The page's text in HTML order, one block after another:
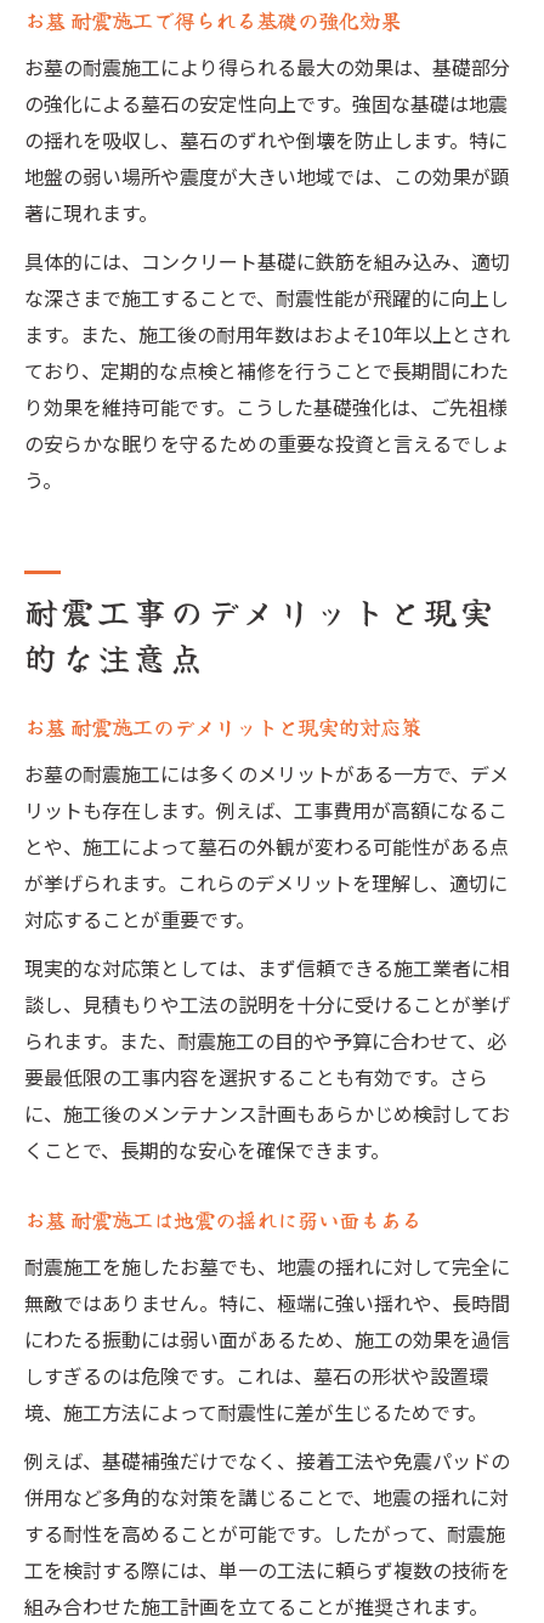
お墓 耐震施工で得られる基礎の強化効果
お墓の耐震施工により得られる最大の効果は、基礎部分
の強化による墓石の安定性向上です。強固な基礎は地震
の揺れを吸収し、墓石のずれや倒壊を防止します。特に
地盤の弱い場所や震度が大きい地域では、この効果が顕
著に現れます。
具体的には、コンクリート基礎に鉄筋を組み込み、適切
な深さまで施工することで、耐震性能が飛躍的に向上し
ます。また、施工後の耐用年数はおよそ10年以上とされ
ており、定期的な点検と補修を行うことで長期間にわた
り効果を維持可能です。こうした基礎強化は、ご先祖様
の安らかな眠りを守るための重要な投資と言えるでしょ
う。
耐震工事のデメリットと現実
的な注意点
お墓 耐震施工のデメリットと現実的対応策
お墓の耐震施工には多くのメリットがある一方で、デメ
リットも存在します。例えば、工事費用が高額になるこ
とや、施工によって墓石の外観が変わる可能性がある点
が挙げられます。これらのデメリットを理解し、適切に
対応することが重要です。
現実的な対応策としては、まず信頼できる施工業者に相
談し、見積もりや工法の説明を十分に受けることが挙げ
られます。また、耐震施工の目的や予算に合わせて、必
要最低限の工事内容を選択することも有効です。さら
に、施工後のメンテナンス計画もあらかじめ検討してお
くことで、長期的な安心を確保できます。
お墓 耐震施工は地震の揺れに弱い面もある
耐震施工を施したお墓でも、地震の揺れに対して完全に
無敵ではありません。特に、極端に強い揺れや、長時間
にわたる振動には弱い面があるため、施工の効果を過信
しすぎるのは危険です。これは、墓石の形状や設置環
境、施工方法によって耐震性に差が生じるためです。
例えば、基礎補強だけでなく、接着工法や免震パッドの
併用など多角的な対策を講じることで、地震の揺れに対
する耐性を高めることが可能です。したがって、耐震施
工を検討する際には、単一の工法に頼らず複数の技術を
組み合わせた施工計画を立てることが推奨されます。